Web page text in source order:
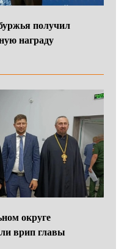
получил
награду
округе
врип главы